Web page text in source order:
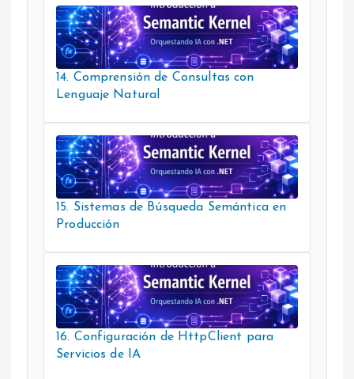
14. Comprensión de Consultas con
Lenguaje Natural
15. Sistemas de Búsqueda Semántica en
Producción
16. Configuración de HttpClient para
Servicios de IA